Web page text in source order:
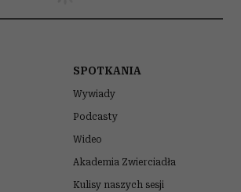
SPOTKANIA
Wywiady
Podcasty
Wideo
Akademia Zwierciadła
Kulisy naszych sesji